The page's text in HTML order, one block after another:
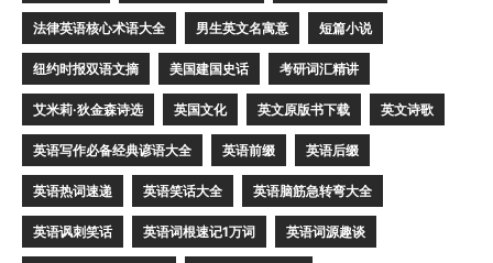
法律英语核心术语大全 男生英文名寓意 短篇小说
纽约时报双语文摘 美国建国史话 考研词汇精讲
艾米莉·狄金森诗选 英国文化 英文原版书下载 英文诗歌
英语写作必备经典谚语大全 英语前缀 英语后缀
英语热词速递 英语笑话大全 英语脑筋急转弯大全
英语讽刺笑话 英语词根速记1万词 英语词源趣谈